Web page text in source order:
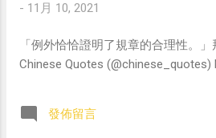
- 11月 10, 2021
「例外恰恰證明了規章的合理性。
Chinese Quotes (@chinese_quotes)
發佈留言